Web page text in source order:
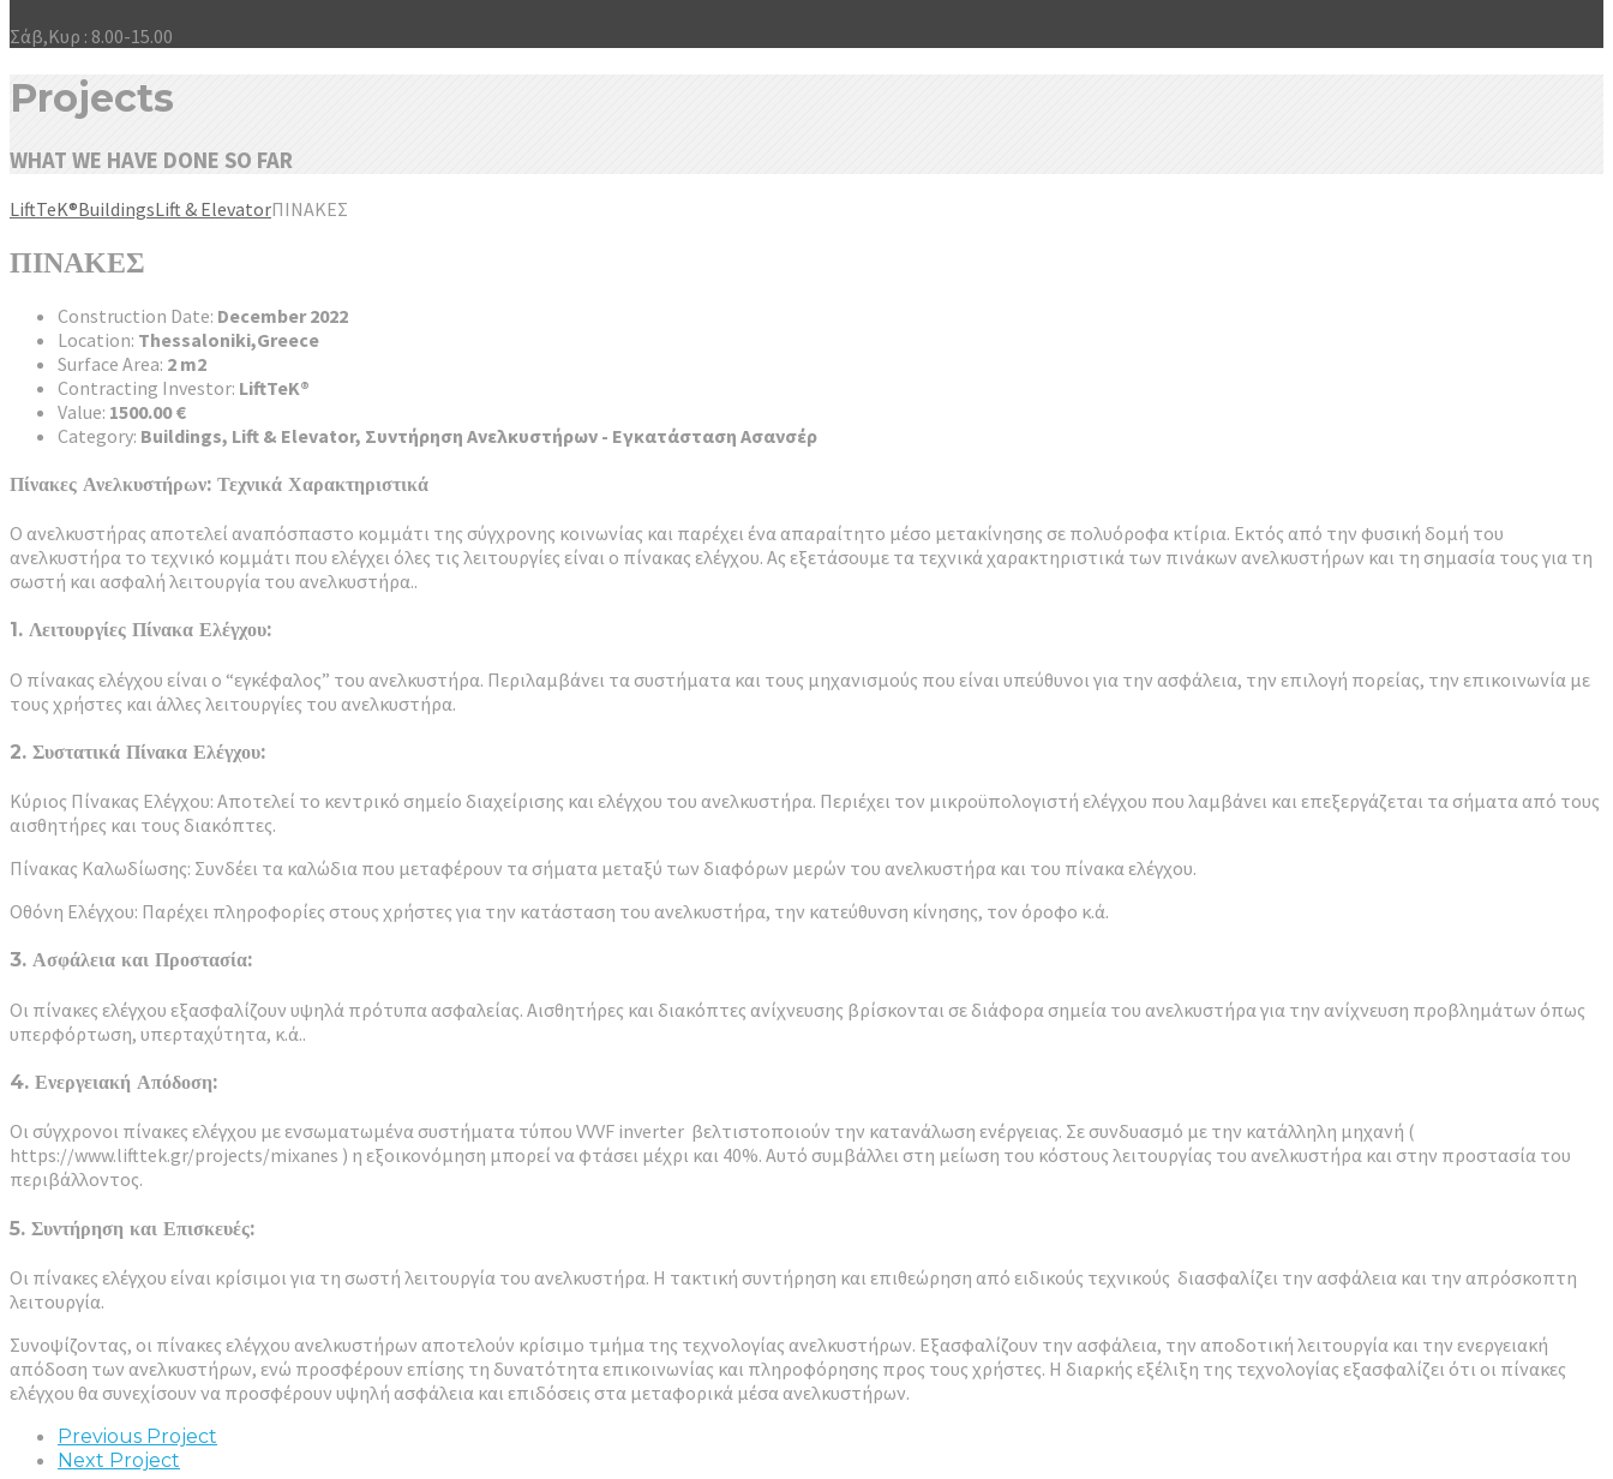
Σάβ,Κυρ : 8.00-15.00
Projects
WHAT WE HAVE DONE SO FAR
LiftTeK®BuildingsLift & ElevatorΠΙΝΑΚΕΣ
ΠΙΝΑΚΕΣ
Construction Date: December 2022
Location: Thessaloniki,Greece
Surface Area: 2 m2
Contracting Investor: LiftTeK®
Value: 1500.00 €
Category: Buildings, Lift & Elevator, Συντήρηση Ανελκυστήρων - Εγκατάσταση Ασανσέρ
Πίνακες Ανελκυστήρων: Τεχνικά Χαρακτηριστικά
Ο ανελκυστήρας αποτελεί αναπόσπαστο κομμάτι της σύγχρονης κοινωνίας και παρέχει ένα απαραίτητο μέσο μετακίνησης σε πολυόροφα κτίρια. Εκτός από την φυσική δομή του
ανελκυστήρα το τεχνικό κομμάτι που ελέγχει όλες τις λειτουργίες είναι ο πίνακας ελέγχου. Ας εξετάσουμε τα τεχνικά χαρακτηριστικά των πινάκων ανελκυστήρων και τη σημασία τους για τη
σωστή και ασφαλή λειτουργία του ανελκυστήρα..
1. Λειτουργίες Πίνακα Ελέγχου:
Ο πίνακας ελέγχου είναι ο “εγκέφαλος” του ανελκυστήρα. Περιλαμβάνει τα συστήματα και τους μηχανισμούς που είναι υπεύθυνοι για την ασφάλεια, την επιλογή πορείας, την επικοινωνία με
τους χρήστες και άλλες λειτουργίες του ανελκυστήρα.
2. Συστατικά Πίνακα Ελέγχου:
Κύριος Πίνακας Ελέγχου: Αποτελεί το κεντρικό σημείο διαχείρισης και ελέγχου του ανελκυστήρα. Περιέχει τον μικροϋπολογιστή ελέγχου που λαμβάνει και επεξεργάζεται τα σήματα από τους
αισθητήρες και τους διακόπτες.
Πίνακας Καλωδίωσης: Συνδέει τα καλώδια που μεταφέρουν τα σήματα μεταξύ των διαφόρων μερών του ανελκυστήρα και του πίνακα ελέγχου.
Οθόνη Ελέγχου: Παρέχει πληροφορίες στους χρήστες για την κατάσταση του ανελκυστήρα, την κατεύθυνση κίνησης, τον όροφο κ.ά.
3. Ασφάλεια και Προστασία:
Οι πίνακες ελέγχου εξασφαλίζουν υψηλά πρότυπα ασφαλείας. Αισθητήρες και διακόπτες ανίχνευσης βρίσκονται σε διάφορα σημεία του ανελκυστήρα για την ανίχνευση προβλημάτων όπως
υπερφόρτωση, υπερταχύτητα, κ.ά..
4. Ενεργειακή Απόδοση:
Οι σύγχρονοι πίνακες ελέγχου με ενσωματωμένα συστήματα τύπου VVVF inverter βελτιστοποιούν την κατανάλωση ενέργειας. Σε συνδυασμό με την κατάλληλη μηχανή (
https://www.lifttek.gr/projects/mixanes ) η εξοικονόμηση μπορεί να φτάσει μέχρι και 40%. Αυτό συμβάλλει στη μείωση του κόστους λειτουργίας του ανελκυστήρα και στην προστασία του
περιβάλλοντος.
5. Συντήρηση και Επισκευές:
Οι πίνακες ελέγχου είναι κρίσιμοι για τη σωστή λειτουργία του ανελκυστήρα. Η τακτική συντήρηση και επιθεώρηση από ειδικούς τεχνικούς διασφαλίζει την ασφάλεια και την απρόσκοπτη
λειτουργία.
Συνοψίζοντας, οι πίνακες ελέγχου ανελκυστήρων αποτελούν κρίσιμο τμήμα της τεχνολογίας ανελκυστήρων. Εξασφαλίζουν την ασφάλεια, την αποδοτική λειτουργία και την ενεργειακή
απόδοση των ανελκυστήρων, ενώ προσφέρουν επίσης τη δυνατότητα επικοινωνίας και πληροφόρησης προς τους χρήστες. Η διαρκής εξέλιξη της τεχνολογίας εξασφαλίζει ότι οι πίνακες
ελέγχου θα συνεχίσουν να προσφέρουν υψηλή ασφάλεια και επιδόσεις στα μεταφορικά μέσα ανελκυστήρων.
Previous Project
Next Project